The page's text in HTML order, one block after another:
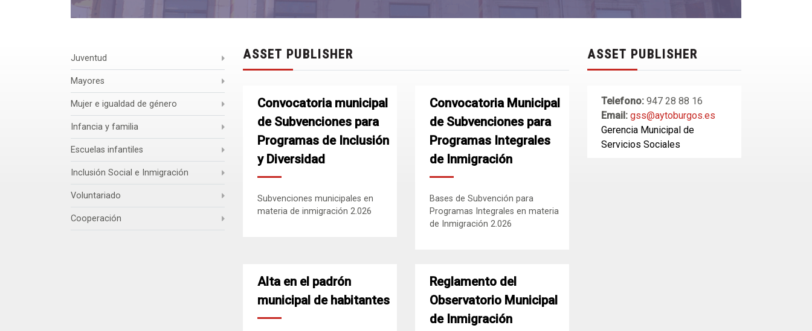
Juventud
Mayores
Mujer e igualdad de género
Infancia y familia
Escuelas infantiles
Inclusión Social e Inmigración
Voluntariado
Cooperación
ASSET PUBLISHER
Convocatoria municipal
de Subvenciones para
Programas de Inclusión
y Diversidad
Subvenciones municipales en
materia de inmigración 2.026
Convocatoria Municipal
de Subvenciones para
Programas Integrales
de Inmigración
Bases de Subvención para
Programas Integrales en materia
de Inmigración 2.026
Alta en el padrón
municipal de habitantes
Reglamento del
Observatorio Municipal
de Inmigración
ASSET PUBLISHER
Telefono: 947 28 88 16
Email: gss@aytoburgos.es
Gerencia Municipal de
Servicios Sociales